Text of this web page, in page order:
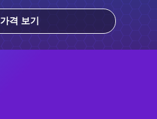
가격 보기